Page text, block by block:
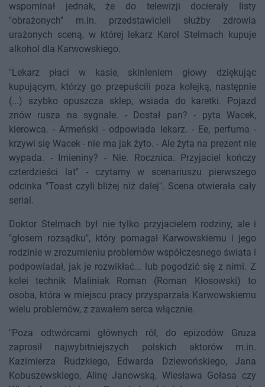
wspominał jednak, że do telewizji docierały listy
"obrażonych" m.in. przedstawicieli służby zdrowia
urażonych sceną, w której lekarz Karol Stelmach kupuje
alkohol dla Karwowskiego.
"Lekarz płaci w kasie, skinieniem głowy dziękując
kupującym, którzy go przepuścili poza kolejką, następnie
(...) szybko opuszcza sklep, wsiada do karetki. Pojazd
znów rusza na sygnale. - Dostał pan? - pyta Wacek,
kierowca. - Armeński - odpowiada lekarz. - Ee, perfuma -
krzywi się Wacek - nie ma jak żyto. - Ale żyta na prezent nie
wypada. - Imieniny? - Nie. Rocznica. Przyjaciel kończy
czterdzieści lat" - czytamy w scenariuszu pierwszego
odcinka "Toast czyli bliżej niż dalej". Scena otwierała cały
serial.
Doktor Stelmach był nie tylko przyjacielem rodziny, ale i
"głosem rozsądku", który pomagał Karwowskiemu i jego
rodzinie w zrozumieniu problemów współczesnego świata i
podpowiadał, jak je rozwikłać... lub pogodzić się z nimi. Z
kolei technik Maliniak Roman (Roman Kłosowski) to
osoba, która w miejscu pracy przysparzała Karwowskiemu
wielu problemów, z zawałem serca włącznie.
"Poza odtwórcami głównych ról, do epizodów Gruza
zaprosił najwybitniejszych polskich aktorów m.in.
Kazimierza Rudzkiego, Edwarda Dziewońskiego, Jana
Kobuszewskiego, Alinę Janowską, Wiesława Gołasa czy